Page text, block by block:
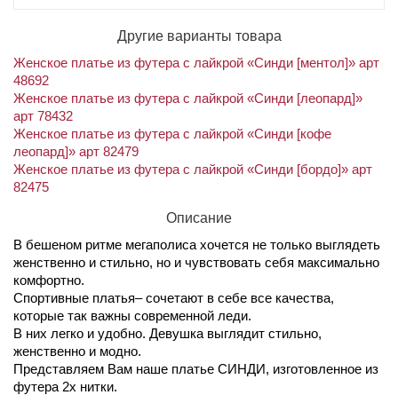
Другие варианты товара
Женское платье из футера с лайкрой «Синди [ментол]» арт
48692
Женское платье из футера с лайкрой «Синди [леопард]»
арт 78432
Женское платье из футера с лайкрой «Синди [кофе
леопард]» арт 82479
Женское платье из футера с лайкрой «Синди [бордо]» арт
82475
Описание
В бешеном ритме мегаполиса хочется не только выглядеть
женственно и стильно, но и чувствовать себя максимально
комфортно.
Спортивные платья– сочетают в себе все качества,
которые так важны современной леди.
В них легко и удобно. Девушка выглядит стильно,
женственно и модно.
Представляем Вам наше платье СИНДИ, изготовленное из
футера 2х нитки.